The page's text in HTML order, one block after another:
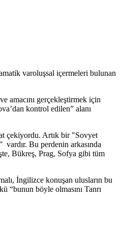
varoluşsal içermeleri bulunan
amacını gerçekleştirmek için
kontrol edilen” alanı
çekiyordu. Artık bir "Sovyet
vardır. Bu perdenin arkasında
Bükreş, Prag, Sofya gibi tüm
İngilizce konuşan ulusların bu
“bunun böyle olmasını Tanrı